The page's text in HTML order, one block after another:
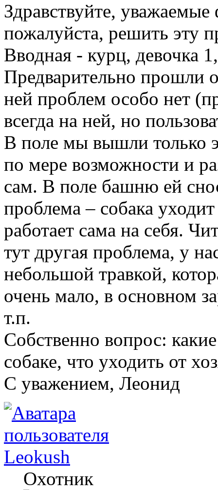
Здравствуйте,
пожалуйста, решить эту
Вводная - курц, девочка
Предварительно прошли
ней проблем особо нет
всегда на ней, но
В поле мы вышли только
по мере возможности и
сам. В поле башню ей
проблема – собака
работает сама на себя.
тут другая проблема, у
небольшой травкой,
очень мало, в основном
т.п.
Собственно вопрос:
собаке, что уходить от
C уважением, Леонид
Leokush
Охотник